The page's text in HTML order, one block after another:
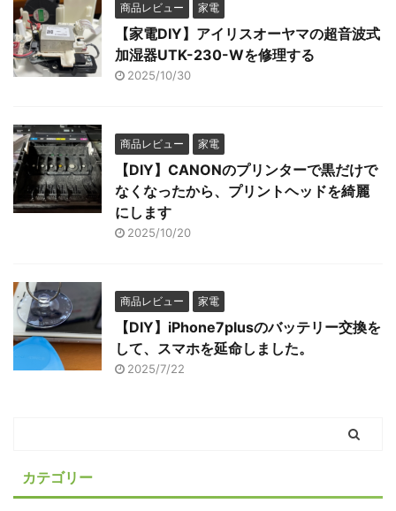
商品レビュー 家電
【家電DIY】アイリスオーヤマの超音波式
加湿器UTK-230-Wを修理する
2025/10/30
商品レビュー 家電
【DIY】CANONのプリンターで黒だけで
なくなったから、プリントヘッドを綺麗
にします
2025/10/20
商品レビュー 家電
【DIY】iPhone7plusのバッテリー交換を
して、スマホを延命しました。
2025/7/22
カテゴリー